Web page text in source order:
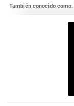
También conocido como: